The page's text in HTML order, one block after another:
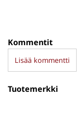
Kommentit
Lisää kommentti
Tuotemerkki